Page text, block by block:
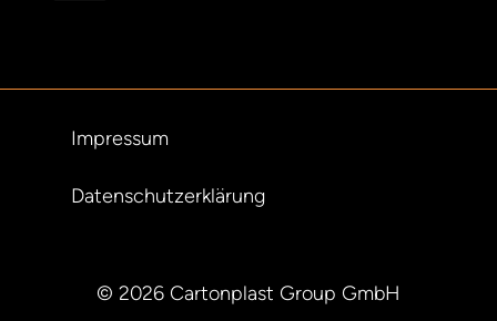
Impressum
Datenschutzerklärung
© 2026 Cartonplast Group GmbH